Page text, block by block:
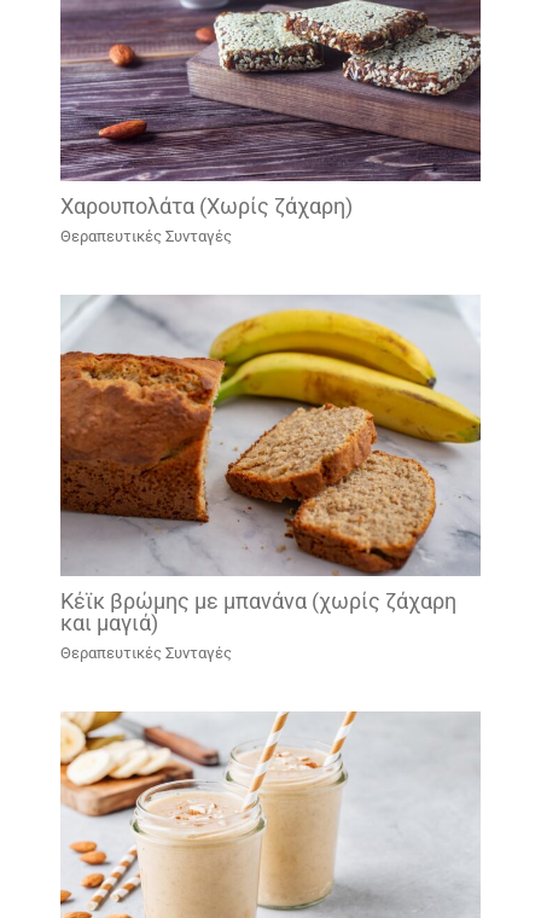
Χαρουπολάτα (Χωρίς ζάχαρη)
Θεραπευτικές Συνταγές
Κέϊκ βρώμης με μπανάνα (χωρίς ζάχαρη
και μαγιά)
Θεραπευτικές Συνταγές